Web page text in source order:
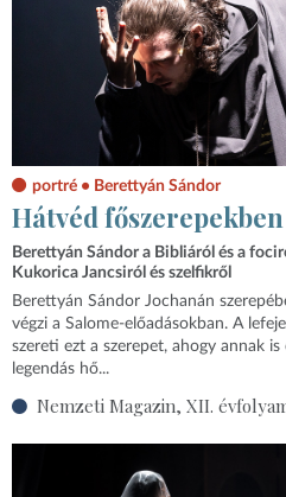
portré • Berettyán Sándor
Hátvéd főszerepekben
Berettyán Sándor a Bibliáról és a
Kukorica Jancsiról és szelfikről
Berettyán Sándor Jochanán
végzi a Salome-előadásokban. A
szereti ezt a szerepet, ahogy annak is
legendás hő...
Nemzeti Magazin, XII.